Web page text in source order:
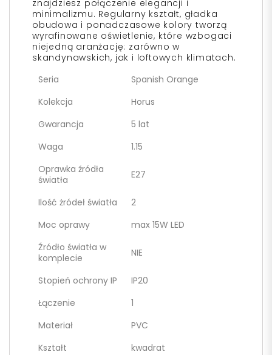
znajdziesz połączenie elegancji i
minimalizmu. Regularny kształt, gładka
obudowa i ponadczasowe kolory tworzą
wyrafinowane oświetlenie, które wzbogaci
niejedną aranżację: zarówno w
skandynawskich, jak i loftowych klimatach.
Seria
Spanish Orange
Kolekcja
Horus
Gwarancja
5 lat
Waga
1.15
Oprawka źródła
światła
E27
Ilość żródeł światła
2
Moc oprawy
max 15W LED
Źródło światła w
komplecie
NIE
Stopień ochrony IP
IP20
Łączenie
1
Materiał
PVC
Kształt
kwadrat